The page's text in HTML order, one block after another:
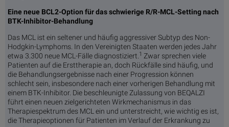
Eine neue BCL2-Option für das schwierige R/R-MCL-Setting nach
BTK-Inhibitor-Behandlung
Das MCL ist ein seltener und häufig aggressiver Subtyp des Non-
Hodgkin-Lymphoms. In den Vereinigten Staaten werden jedes Jahr
etwa 3.300 neue MCL-Fälle diagnostiziert.1 Zwar sprechen viele
Patienten auf die Ersttherapie an, doch Rückfälle sind häufig, und
die Behandlungsergebnisse nach einer Progression können
schlecht sein, insbesondere nach einer vorherigen Behandlung mit
einem BTK-Inhibitor. Die beschleunigte Zulassung von BEQALZI
führt einen neuen zielgerichteten Wirkmechanismus in das
Therapiespektrum des MCL ein und unterstreicht, wie wichtig es ist,
die Therapieoptionen für Patienten im Verlauf der Erkrankung zu